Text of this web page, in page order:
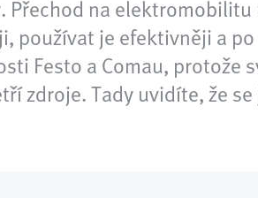
na
používat je efektivněji a
Festo a Comau, protože
Tady uvidíte, že se